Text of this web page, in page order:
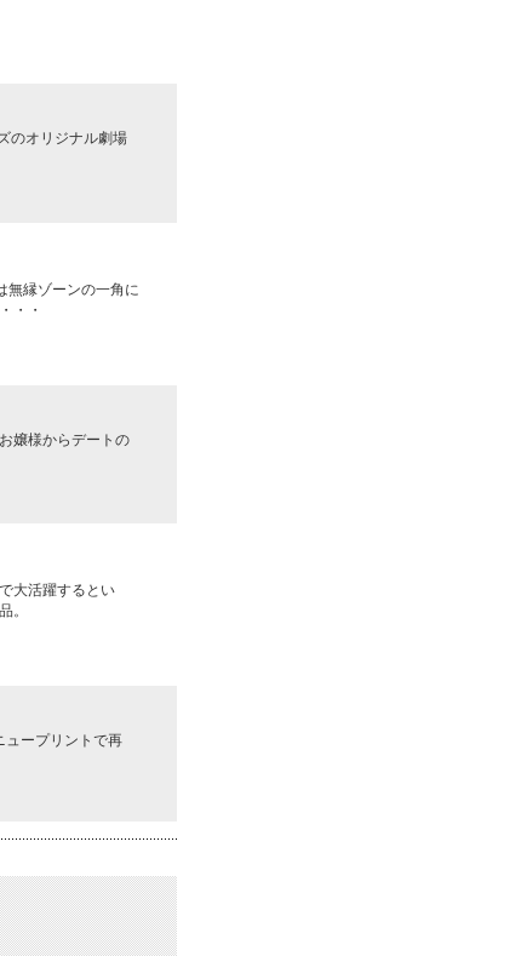
のオリジナル劇場
無縁ゾーンの一角に
・・
嬢様からデートの
大活躍するとい
。
ュープリントで再